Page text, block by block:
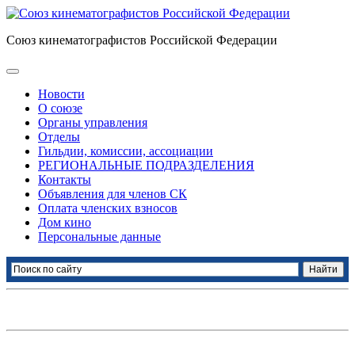
Союз кинематографистов Российской Федерации
Новости
О союзе
Органы управления
Отделы
Гильдии, комиссии, ассоциации
РЕГИОНАЛЬНЫЕ ПОДРАЗДЕЛЕНИЯ
Контакты
Объявления для членов СК
Оплата членских взносов
Дом кино
Персональные данные